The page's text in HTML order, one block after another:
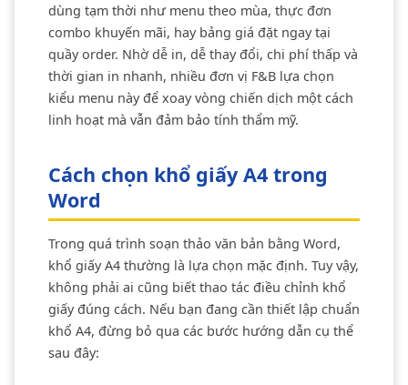
dùng tạm thời như menu theo mùa, thực đơn
combo khuyến mãi, hay bảng giá đặt ngay tại
quầy order. Nhờ dễ in, dễ thay đổi, chi phí thấp và
thời gian in nhanh, nhiều đơn vị F&B lựa chọn
kiểu menu này để xoay vòng chiến dịch một cách
linh hoạt mà vẫn đảm bảo tính thẩm mỹ.
Cách chọn khổ giấy A4 trong
Word
Trong quá trình soạn thảo văn bản bằng Word,
khổ giấy A4 thường là lựa chọn mặc định. Tuy vậy,
không phải ai cũng biết thao tác điều chỉnh khổ
giấy đúng cách. Nếu bạn đang cần thiết lập chuẩn
khổ A4, đừng bỏ qua các bước hướng dẫn cụ thể
sau đây: